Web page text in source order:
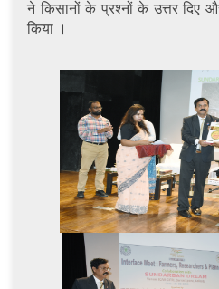
ने किसानों के प्रश्नों के उत्तर दिए
किया ।